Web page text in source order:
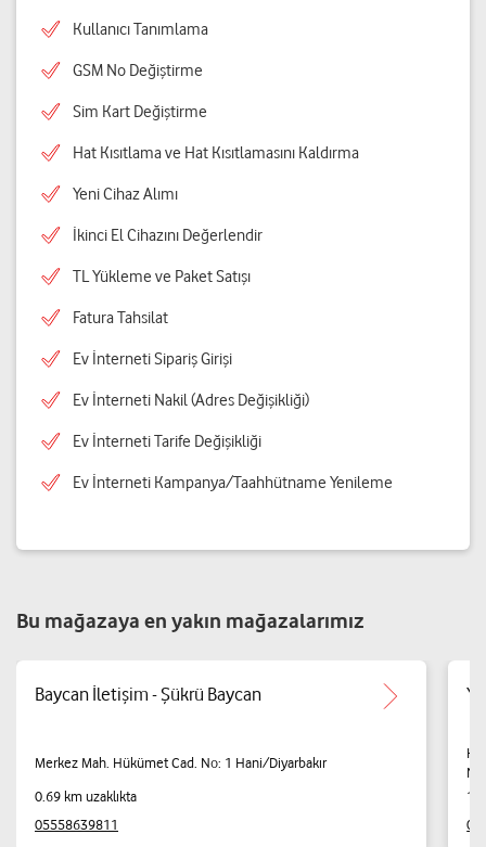
Kullanıcı Tanımlama
GSM No Değiştirme
Sim Kart Değiştirme
Hat Kısıtlama ve Hat Kısıtlamasını Kaldırma
Yeni Cihaz Alımı
İkinci El Cihazını Değerlendir
TL Yükleme ve Paket Satışı
Fatura Tahsilat
Ev İnterneti Sipariş Girişi
Ev İnterneti Nakil (Adres Değişikliği)
Ev İnterneti Tarife Değişikliği
Ev İnterneti Kampanya/Taahhütname Yenileme
Bu mağazaya en yakın mağazalarımız
Baycan İletişim - Şükrü Baycan
Merkez Mah. Hükümet Cad. No: 1 Hani/Diyarbakır
0.69 km uzaklıkta
05558639811